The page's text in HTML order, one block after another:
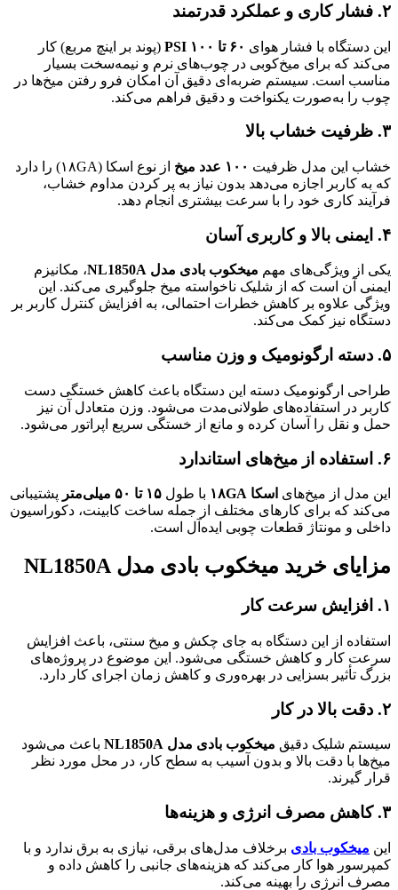
۲. فشار کاری و عملکرد قدرتمند
این دستگاه با فشار هوای ۶۰ تا ۱۰۰ PSI
(پوند بر اینچ مربع) کار
می‌کند که برای میخ‌کوبی در چوب‌های نرم و نیمه‌سخت بسیار
مناسب است. سیستم ضربه‌ای دقیق آن امکان فرو رفتن میخ‌ها در
چوب را به‌صورت یکنواخت و دقیق فراهم می‌کند.
۳. ظرفیت خشاب بالا
خشاب این مدل ظرفیت ۱۰۰ عدد میخ
از نوع اسکا (۱۸GA) را دارد
که به کاربر اجازه می‌دهد بدون نیاز به پر کردن مداوم خشاب،
فرآیند کاری خود را با سرعت بیشتری انجام دهد.
۴. ایمنی بالا و کاربری آسان
یکی از ویژگی‌های مهم میخکوب بادی مدل NL1850A
، مکانیزم
ایمنی آن است که از شلیک ناخواسته میخ جلوگیری می‌کند. این
ویژگی علاوه بر کاهش خطرات احتمالی، به افزایش کنترل کاربر بر
دستگاه نیز کمک می‌کند.
۵. دسته ارگونومیک و وزن مناسب
طراحی ارگونومیک دسته این دستگاه باعث کاهش خستگی دست
کاربر در استفاده‌های طولانی‌مدت می‌شود. وزن متعادل آن نیز
حمل و نقل را آسان کرده و مانع از خستگی سریع اپراتور می‌شود.
۶. استفاده از میخ‌های استاندارد
این مدل از میخ‌های اسکا ۱۸GA با طول ۱۵ تا ۵۰ میلی‌متر
پشتیبانی
می‌کند که برای کارهای مختلف از جمله ساخت کابینت، دکوراسیون
داخلی و مونتاژ قطعات چوبی ایده‌آل است.
مزایای خرید میخکوب بادی مدل NL1850A
۱. افزایش سرعت کار
استفاده از این دستگاه به جای چکش و میخ سنتی، باعث افزایش
سرعت کار و کاهش خستگی می‌شود. این موضوع در پروژه‌های
بزرگ تأثیر بسزایی در بهره‌وری و کاهش زمان اجرای کار دارد.
۲. دقت بالا در کار
سیستم شلیک دقیق میخکوب بادی مدل NL1850A
باعث می‌شود
میخ‌ها با دقت بالا و بدون آسیب به سطح کار، در محل مورد نظر
قرار گیرند.
۳. کاهش مصرف انرژی و هزینه‌ها
این میخکوب بادی برخلاف مدل‌های برقی، نیازی به برق ندارد و با
کمپرسور هوا کار می‌کند که هزینه‌های جانبی را کاهش داده و
مصرف انرژی را بهینه می‌کند.